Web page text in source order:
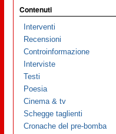
Contenuti
Interventi
Recensioni
Controinformazione
Interviste
Testi
Poesia
Cinema & tv
Schegge taglienti
Cronache del pre-bomba